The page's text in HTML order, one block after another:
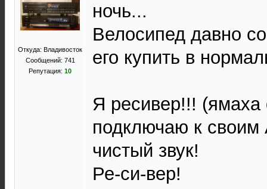
Откуда: Владивосток
Сообщений: 741
Репутация: 10
ночь...
Велосипед давно
его купить в
Я ресивер!!! (ямаха
подключаю к своим
чистый звук!
Ре-си-вер!